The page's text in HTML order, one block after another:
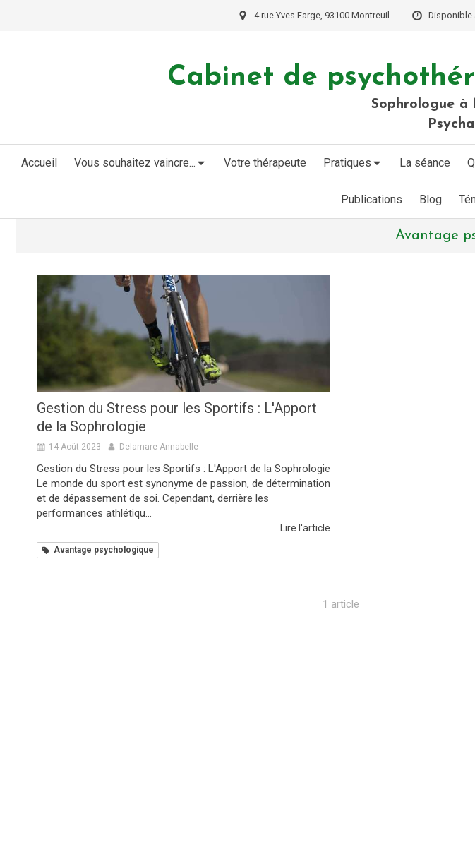
4 rue Yves Farge, 93100 Montreuil Disponible
Cabinet de
Sophrologue à
Accueil Vous souhaitez vaincre... Votre thérapeute Pratiques La séance
Publications Blog
Avantage
Gestion du Stress pour les Sportifs : L'Apport
de la Sophrologie
14 Août 2023 Delamare Annabelle
Gestion du Stress pour les Sportifs : L'Apport de la Sophrologie
Le monde du sport est synonyme de passion, de détermination
et de dépassement de soi. Cependant, derrière les
performances athlétiqu...
Lire l'article
Avantage psychologique
1 article